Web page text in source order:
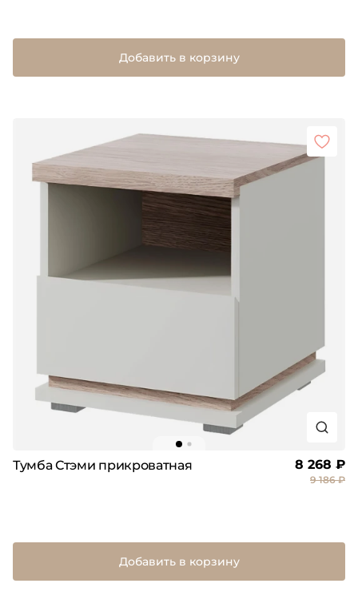
Добавить в корзину
Тумба Стэми прикроватная 8 268 ₽
9 186 ₽
Добавить в корзину